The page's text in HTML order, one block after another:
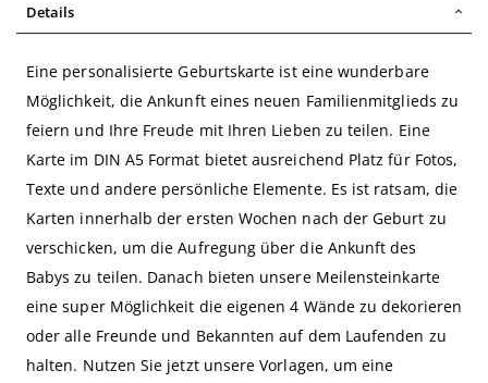
Details
Eine personalisierte Geburtskarte ist eine wunderbare
Möglichkeit, die Ankunft eines neuen Familienmitglieds zu
feiern und Ihre Freude mit Ihren Lieben zu teilen. Eine
Karte im DIN A5 Format bietet ausreichend Platz für Fotos,
Texte und andere persönliche Elemente. Es ist ratsam, die
Karten innerhalb der ersten Wochen nach der Geburt zu
verschicken, um die Aufregung über die Ankunft des
Babys zu teilen. Danach bieten unsere Meilensteinkarte
eine super Möglichkeit die eigenen 4 Wände zu dekorieren
oder alle Freunde und Bekannten auf dem Laufenden zu
halten. Nutzen Sie jetzt unsere Vorlagen, um eine